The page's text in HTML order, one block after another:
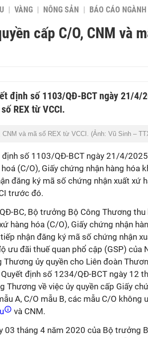
VÀNG NÔNG SẢN BÁO CÁO
cấp C/O, CNM và
định số 1103/QĐ-BCT ngày 21/4/
REX từ VCCI.
và mã số REX từ VCCI. (Ảnh: Vũ Sinh –
định số 1103/QĐ-BCT ngày 21/4/
(C/O), Giấy chứng nhận hàng hóa
đăng ký mã số chứng nhận xuất xứ
trước đó.
BC, Bộ trưởng Bộ Công Thương thu
hàng hóa (C/O), Giấy chứng nhận
nhận đăng ký mã số chứng nhận
ưu đãi thuế quan phổ cập (GSP) của
ủy quyền cho Liên đoàn
định số 1234/QĐ-BCT ngày 12
Thương về việc ủy quyền cấp Giấy
A, C/O mẫu B, các mẫu C/O không
và CNM.
03 tháng 4 năm 2020 của Bộ trưởng